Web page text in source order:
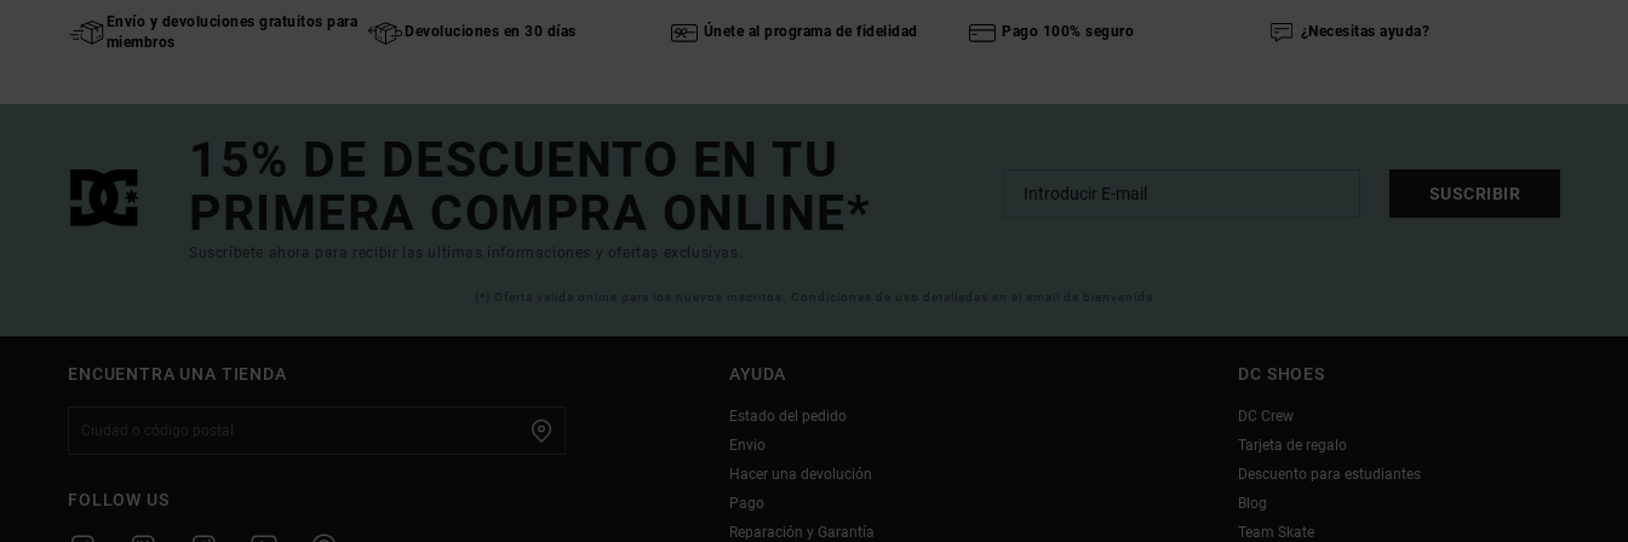
Envío y devoluciones gratuitos para
miembros
Devoluciones en 30 días Únete al programa de fidelidad Pago 100% seguro ¿Necesitas ayuda?
15% DE DESCUENTO EN TU
PRIMERA COMPRA ONLINE*
Suscríbete ahora para recibir las ultimas informaciones y ofertas exclusivas.
SUSCRIBIR
(*) Oferta valida online para los nuevos inscritos. Condiciones de uso detalladas en el email de bienvenida
ENCUENTRA UNA TIENDA
FOLLOW US
AYUDA
Estado del pedido
Envio
Hacer una devolución
Pago
Reparación y Garantía
DC SHOES
DC Crew
Tarjeta de regalo
Descuento para estudiantes
Blog
Team Skate